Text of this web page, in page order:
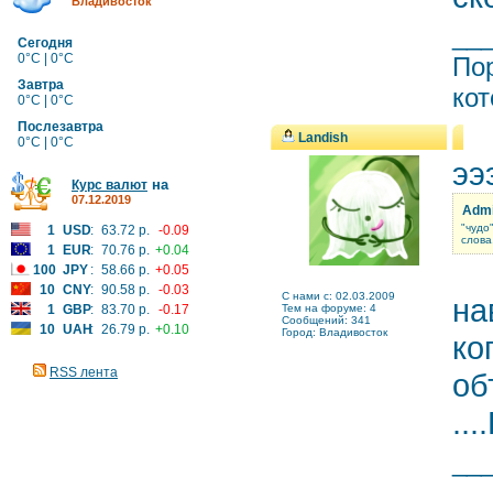
Сегодня
0°C | 0°C
Завтра
0°C | 0°C
Послезавтра
0°C | 0°C
Курс валют на
07.12.2019
1 USD: 63.72 р. -0.09
1
EUR: 70.76 р. +0.04
100 JPY : 58.66 р. +0.05
10 CNY: 90.58 р. -0.03
1 GBP: 83.70 р. -0.17
10 UAH: 26.79 р. +0.10
RSS лента
Landish
C нами с: 02.03.2009
Тем на форуме: 4
Сообщений: 341
Город: Владивосток